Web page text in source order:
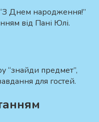
Днем народження!”
від Пані Юлі.
“знайди предмет”,
для гостей.